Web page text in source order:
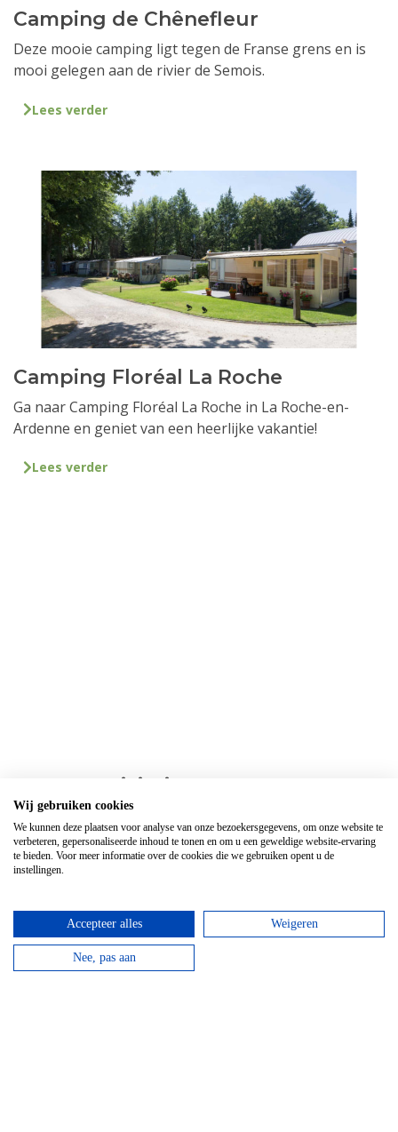
Camping de Chênefleur
Deze mooie camping ligt tegen de Franse grens en is
mooi gelegen aan de rivier de Semois.
Lees verder
Camping Floréal La Roche
Ga naar Camping Floréal La Roche in La Roche-en-
Ardenne en geniet van een heerlijke vakantie!
Lees verder
Top 3 activiteiten
Wij gebruiken cookies
We kunnen deze plaatsen voor analyse van onze bezoekersgegevens, om onze website te
verbeteren, gepersonaliseerde inhoud te tonen en om u een geweldige website-ervaring
te bieden. Voor meer informatie over de cookies die we gebruiken opent u de
instellingen.
Accepteer alles Weigeren
Nee, pas aan